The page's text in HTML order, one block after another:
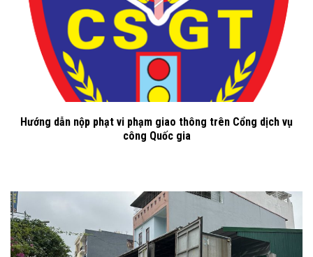
Hướng dẫn nộp phạt vi phạm giao thông trên Cổng dịch vụ
công Quốc gia